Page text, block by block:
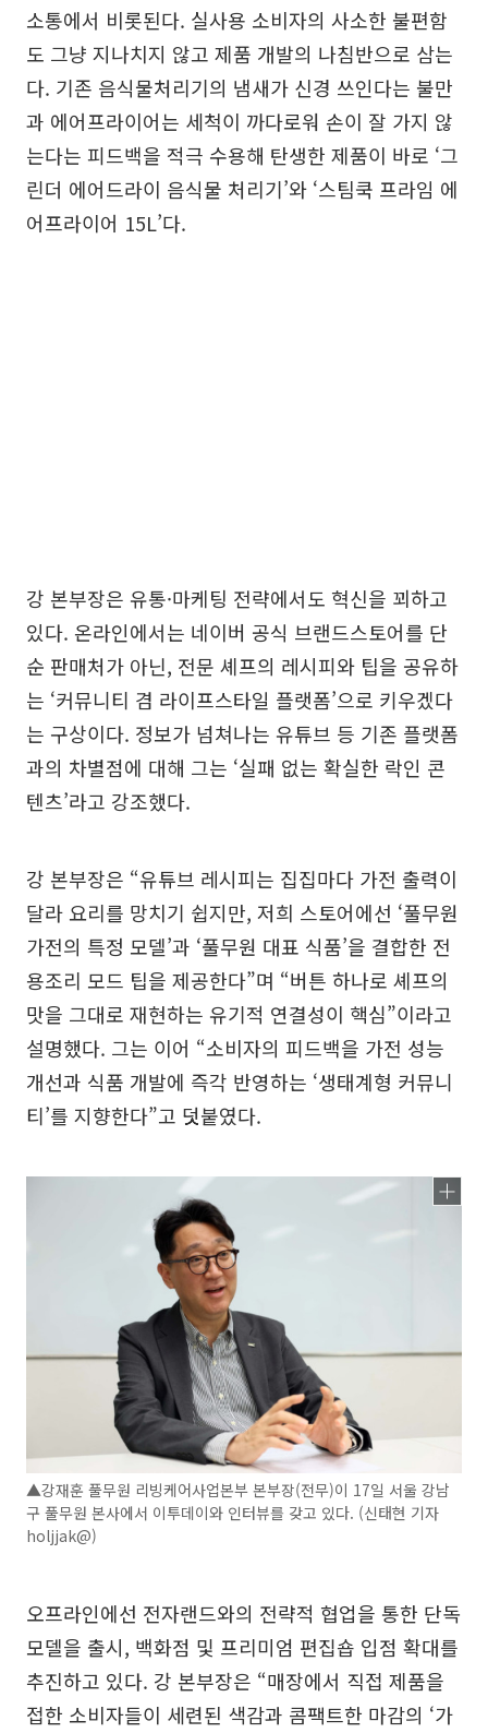
소통에서 비롯된다. 실사용 소비자의 사소한 불편함
도 그냥 지나치지 않고 제품 개발의 나침반으로 삼는
다. 기존 음식물처리기의 냄새가 신경 쓰인다는 불만
과 에어프라이어는 세척이 까다로워 손이 잘 가지 않
는다는 피드백을 적극 수용해 탄생한 제품이 바로 ‘그
린더 에어드라이 음식물 처리기’와 ‘스팀쿡 프라임 에
어프라이어 15L’다.
강 본부장은 유통·마케팅 전략에서도 혁신을 꾀하고
있다. 온라인에서는 네이버 공식 브랜드스토어를 단
순 판매처가 아닌, 전문 셰프의 레시피와 팁을 공유하
는 ‘커뮤니티 겸 라이프스타일 플랫폼’으로 키우겠다
는 구상이다. 정보가 넘쳐나는 유튜브 등 기존 플랫폼
과의 차별점에 대해 그는 ‘실패 없는 확실한 락인 콘
텐츠’라고 강조했다.
강 본부장은 “유튜브 레시피는 집집마다 가전 출력이
달라 요리를 망치기 쉽지만, 저희 스토어에선 ‘풀무원
가전의 특정 모델’과 ‘풀무원 대표 식품’을 결합한 전
용조리 모드 팁을 제공한다”며 “버튼 하나로 셰프의
맛을 그대로 재현하는 유기적 연결성이 핵심”이라고
설명했다. 그는 이어 “소비자의 피드백을 가전 성능
개선과 식품 개발에 즉각 반영하는 ‘생태계형 커뮤니
티’를 지향한다”고 덧붙였다.
▲강재훈 풀무원 리빙케어사업본부 본부장(전무)이 17일 서울 강남
구 풀무원 본사에서 이투데이와 인터뷰를 갖고 있다. (신태현 기자
holjjak@)
오프라인에선 전자랜드와의 전략적 협업을 통한 단독
모델을 출시, 백화점 및 프리미엄 편집숍 입점 확대를
추진하고 있다. 강 본부장은 “매장에서 직접 제품을
접한 소비자들이 세련된 색감과 콤팩트한 마감의 ‘가